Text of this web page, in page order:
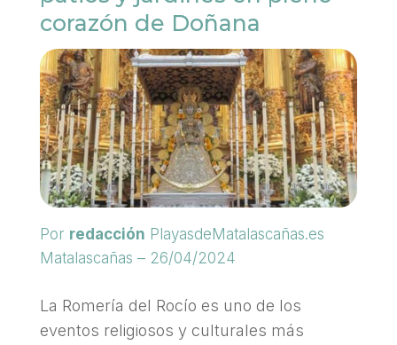
corazón de Doñana
Por redacción PlayasdeMatalascañas.es
Matalascañas – 26/04/2024
La Romería del Rocío es uno de los
eventos religiosos y culturales más